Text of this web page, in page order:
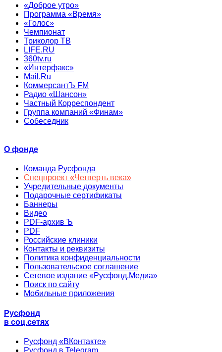
«Доброе утро»
Программа «Время»
«Голос»
Чемпионат
Триколор ТВ
LIFE.RU
360tv.ru
«Интерфакс»
Mail.Ru
КоммерсантЪ FM
Радио «Шансон»
Частный Корреспондент
Группа компаний «Финам»
Собеседник
О фонде
Команда Русфонда
Спецпроект «Четверть века»
Учредительные документы
Подарочные сертификаты
Баннеры
Видео
PDF-архив Ъ
PDF
Российские клиники
Контакты и реквизиты
Политика конфиденциальности
Пользовательское соглашение
Сетевое издание «Русфонд.Медиа»
Поиск по сайту
Мобильные приложения
Русфонд
в соц.сетях
Русфонд «ВКонтакте»
Русфонд в Telegram